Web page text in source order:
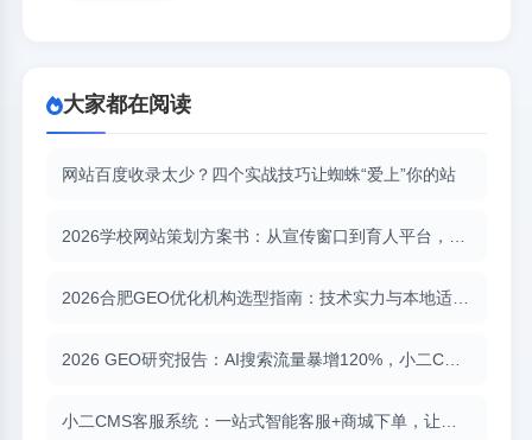
大家都在阅读
网站百度收录太少？四个实战技巧让蜘蛛“爱上”你的站
2026学校网站策划方案书：从宣传窗口到育人平台，重构数字教育新名片
2026合肥GEO优化机构选型指南：技术实力与本地适配缺一不可
2026 GEO研究报告：AI搜索流量暴增120%，小二CMS助力品牌抢占“答案位”
小二CMS客服系统：一站式智能客服+商城下单，让服务与转化无缝衔接